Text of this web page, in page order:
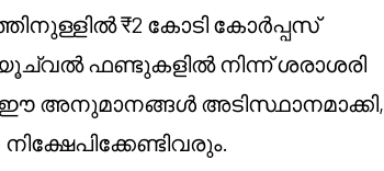
₹2 കോടി കോർപ്പസ്
ഫണ്ടുകളിൽ നിന്ന് ശരാശരി
ഈ അനുമാനങ്ങൾ അടിസ്ഥാനമാക്കി,